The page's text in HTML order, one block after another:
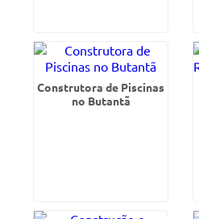
Construtora de Piscinas
no Butantã